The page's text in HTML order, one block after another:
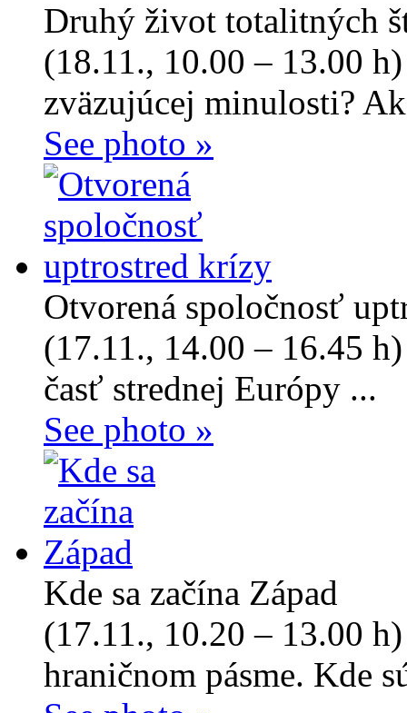
Druhý život totalitných
(18.11., 10.00 – 13.00
zväzujúcej minulosti?
See photo »
Otvorená spoločnosť
(17.11., 14.00 – 16.45
časť strednej Európy ...
See photo »
Kde sa začína Západ
(17.11., 10.20 – 13.00
hraničnom pásme. Kde